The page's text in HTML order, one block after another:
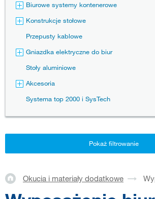
Biurowe systemy kontenerowe
Konstrukcje stołowe
Przepusty kablowe
Gniazdka elektryczne do biur
Stoły aluminiowe
Akcesoria
Systema top 2000 i SysTech
Pokaż filtrowanie
Okucia i materiały dodatkowe